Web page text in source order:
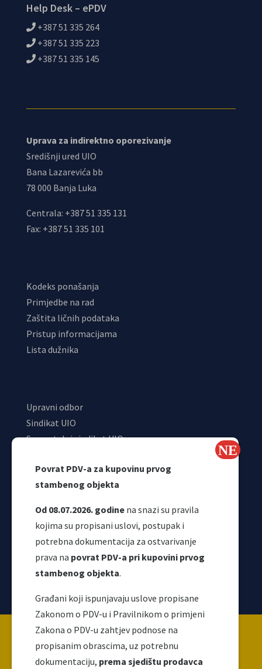
Povrat PDV-a za kupovinu prvog
stambenog objekta
Od 08.07.2026. godine na snazi su pravila
kojima su propisani uslovi, postupak i
potrebna dokumentacija za ostvarivanje
prava na povrat PDV-a pri kupovini prvog
stambenog objekta.
Građani koji ispunjavaju uslove propisane
Zakonom o PDV-u i Pravilnikom o primjeni
Zakona o PDV-u zahtjev podnose na
propisanim obrascima, uz potrebnu
dokumentaciju, prema sjedištu prodavca
Help Desk – ePDV
+387 51 335 264
+387 51 335 223
+387 51 335 145
Uprava za indirektno oporezivanje
Središnji ured UIO
Bana Lazarevića bb
78 000 Banja Luka
Centrala: +387 51 335 131
Fax: +387 51 335 101
Kodeks ponašanja
Primjedbe na rad
Zaštita ličnih podataka
Pristup informacijama
Lista dužnika
Upravni odbor
Sindikat UIO
Samostalni sindikat UIO
Odjeljenje za makroekonomsku analizu
Korisni linkovi
Copyright ©2026 Uprava za indirektno / neizravno
oporezivanje BiH